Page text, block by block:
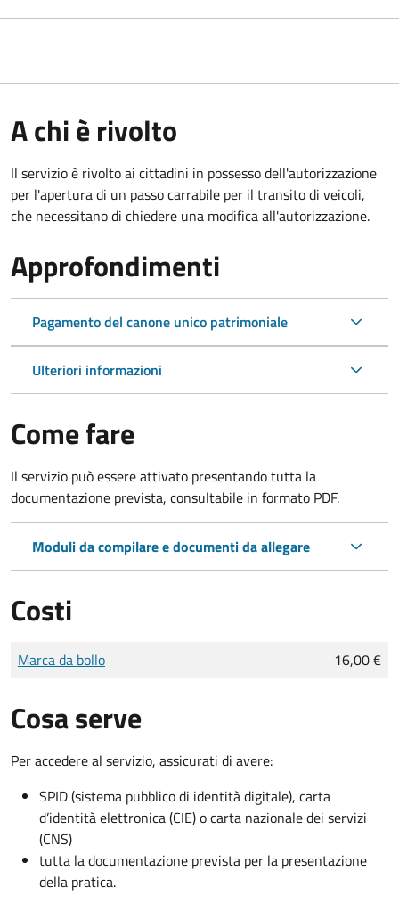
A chi è rivolto
Il servizio è rivolto ai cittadini in possesso dell'autorizzazione
per l'apertura di un passo carrabile per il transito di veicoli,
che necessitano di chiedere una modifica all'autorizzazione.
Approfondimenti
Pagamento del canone unico patrimoniale
Ulteriori informazioni
Come fare
Il servizio può essere attivato presentando tutta la
documentazione prevista, consultabile in formato PDF.
Moduli da compilare e documenti da allegare
Costi
Tipo di pagamento
Importo
Marca da bollo 16,00 €
Cosa serve
Per accedere al servizio, assicurati di avere:
SPID (sistema pubblico di identità digitale), carta
d’identità elettronica (CIE) o carta nazionale dei servizi
(CNS)
tutta la documentazione prevista per la presentazione
della pratica.